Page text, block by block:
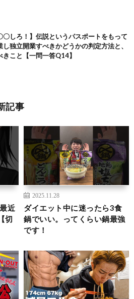
〇しろ！】伝説というパスポートをもって
し独立開業すべきかどうかの判定方法と、
こと【一問一答Q14】
記事
近
切
2025.11.28
ダイエット中に迷ったら3食
鍋でいい。ってくらい鍋最強
です！